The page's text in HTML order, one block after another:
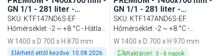
GN 1/1 - 281 liter -
ventilációs - 6 fiókkal
SKU: KTF147ND6S-EF
Hőmérséklet: -2 ~ +8 °C - Hátlap
nélkül
W 1400 x D 700 x H 870 mm
Elérhető ettől kezdve: 10.08.2026
GN 1/1 - 281 liter -
ventilációs - 6 fiókkal -
felhajtással
SKU: KTF147AND6S-EF
Hőmérséklet: -2 ~ +8 °C -
Háttérlappal
W 1400 x D 700 x H 970 mm
Raktáron!: 3 - 6 napok